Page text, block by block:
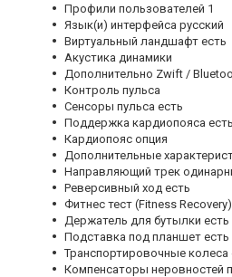
Профили пользователей 1
Язык(и) интерфейса русский
Виртуальный ландшафт есть
Акустика динамики
Дополнительно Zwift /
Контроль пульса
Сенсоры пульса есть
Поддержка кардиопояса есть
Кардиопояс опция
Дополнительные
Направляющий трек
Реверсивный ход есть
Фитнес тест (Fitness
Держатель для бутылки есть
Подставка под планшет есть
Транспортировочные колеса
Компенсаторы неровностей